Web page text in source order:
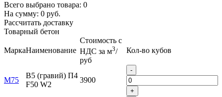
Всего выбрано товара: 0
На сумму: 0 руб.
Рассчитать доставку
Товарный бетон
МаркаНаименование
Стоимость с
НДС за м3/
руб
Кол-во кубов
М75
B5 (гравий) П4
F50 W2
3900
-
+